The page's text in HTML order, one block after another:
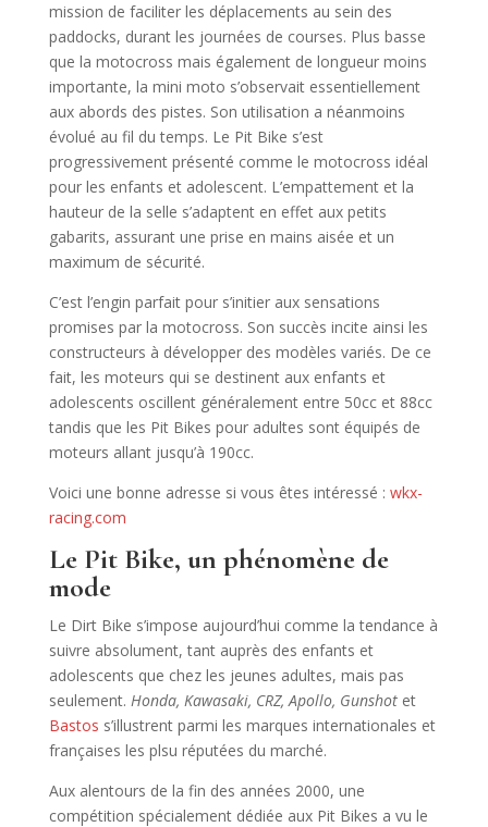
mission de faciliter les déplacements au sein des
paddocks, durant les journées de courses. Plus basse
que la motocross mais également de longueur moins
importante, la mini moto s’observait essentiellement
aux abords des pistes. Son utilisation a néanmoins
évolué au fil du temps. Le Pit Bike s’est
progressivement présenté comme le motocross idéal
pour les enfants et adolescent. L’empattement et la
hauteur de la selle s’adaptent en effet aux petits
gabarits, assurant une prise en mains aisée et un
maximum de sécurité.
C’est l’engin parfait pour s’initier aux sensations
promises par la motocross. Son succès incite ainsi les
constructeurs à développer des modèles variés. De ce
fait, les moteurs qui se destinent aux enfants et
adolescents oscillent généralement entre 50cc et 88cc
tandis que les Pit Bikes pour adultes sont équipés de
moteurs allant jusqu’à 190cc.
Voici une bonne adresse si vous êtes intéressé : wkx-
racing.com
Le Pit Bike, un phénomène de
mode
Le Dirt Bike s’impose aujourd’hui comme la tendance à
suivre absolument, tant auprès des enfants et
adolescents que chez les jeunes adultes, mais pas
seulement. Honda, Kawasaki, CRZ, Apollo, Gunshotet
Bastos s’illustrent parmi les marques internationales et
françaises les plsu réputées du marché.
Aux alentours de la fin des années 2000, une
compétition spécialement dédiée aux Pit Bikes a vu le